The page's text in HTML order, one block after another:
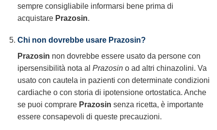
sempre consigliabile informarsi bene prima di
acquistare Prazosin.
Chi non dovrebbe usare Prazosin?
Prazosin non dovrebbe essere usato da persone con
ipersensibilità nota al Prazosino ad altri chinazolini. Va
usato con cautela in pazienti con determinate condizioni
cardiache o con storia di ipotensione ortostatica. Anche
se puoi comprare Prazosin senza ricetta, è importante
essere consapevoli di queste precauzioni.